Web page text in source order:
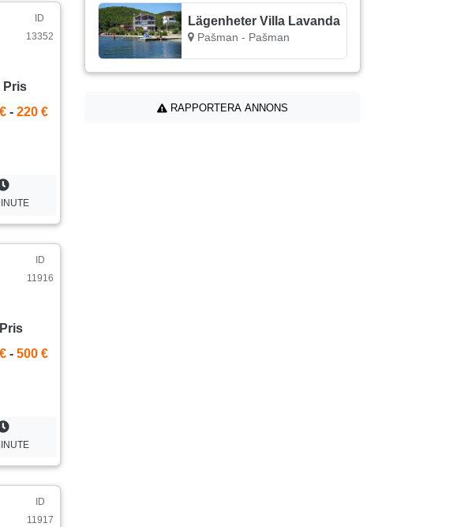
ID
13352
Pris
- 220 €
ID
11916
Pris
- 500 €
ID
11917
Lägenheter Villa Lavanda
Pašman - Pašman
RAPPORTERA ANNONS